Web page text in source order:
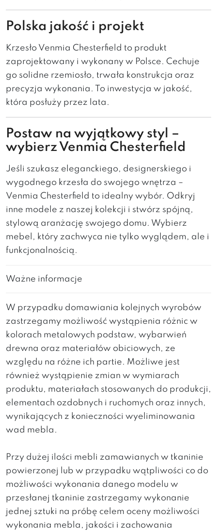
Polska jakość i projekt
Krzesło Venmia Chesterfield to produkt
zaprojektowany i wykonany w Polsce. Cechuje
go solidne rzemiosło, trwała konstrukcja oraz
precyzja wykonania. To inwestycja w jakość,
która posłuży przez lata.
Postaw na wyjątkowy styl –
wybierz Venmia Chesterfield
Jeśli szukasz eleganckiego, designerskiego i
wygodnego krzesła do swojego wnętrza –
Venmia Chesterfield to idealny wybór. Odkryj
inne modele z naszej kolekcji i stwórz spójną,
stylową aranżację swojego domu. Wybierz
mebel, który zachwyca nie tylko wyglądem, ale i
funkcjonalnością.
Ważne informacje
W przypadku domawiania kolejnych wyrobów
zastrzegamy możliwość wystąpienia różnic w
kolorach metalowych podstaw, wybarwień
drewna oraz materiałów obiciowych, ze
względu na różne ich partie. Możliwe jest
również wystąpienie zmian w wymiarach
produktu, materiałach stosowanych do produkcji,
elementach ozdobnych i ruchomych oraz innych,
wynikających z konieczności wyeliminowania
wad mebla.
Przy dużej ilości mebli zamawianych w tkaninie
powierzonej lub w przypadku wątpliwości co do
możliwości wykonania danego modelu w
przesłanej tkaninie zastrzegamy wykonanie
jednej sztuki na próbę celem oceny możliwości
wykonania mebla, jakości i zachowania